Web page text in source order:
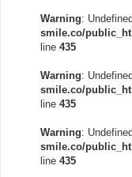
Warning:
smile.co/
line 435
Warning:
smile.co/
line 435
Warning:
smile.co/
line 435